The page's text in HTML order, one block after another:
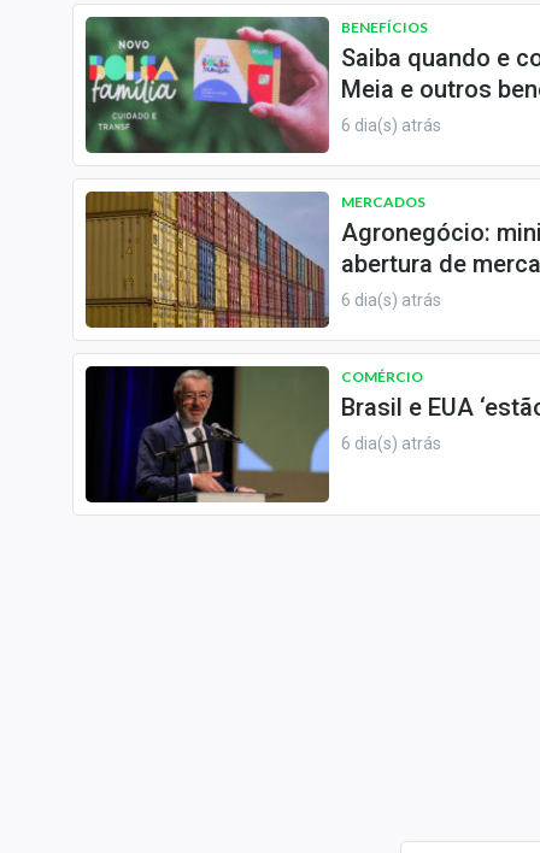
BENEFÍCIOS
Saiba quando e
Meia e outros
6 dia(s) atrás
MERCADOS
Agronegócio:
abertura de
6 dia(s) atrás
COMÉRCIO
Brasil e EUA
6 dia(s) atrás